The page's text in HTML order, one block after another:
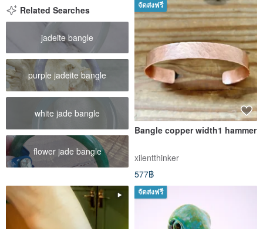
Related Searches
jadeite bangle
purple jadeite bangle
white jade bangle
flower jade bangle
จัดส่งฟรี
Bangle copper width1 hammer
xilentthinker
577฿
จัดส่งฟรี